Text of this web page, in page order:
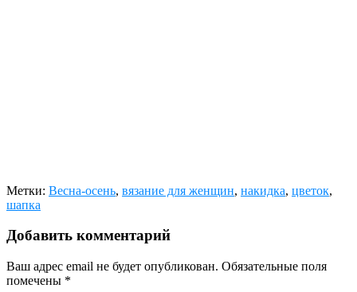
Метки: Весна-осень, вязание для женщин, накидка, цветок,
шапка
Добавить комментарий
Ваш адрес email не будет опубликован. Обязательные поля
помечены *